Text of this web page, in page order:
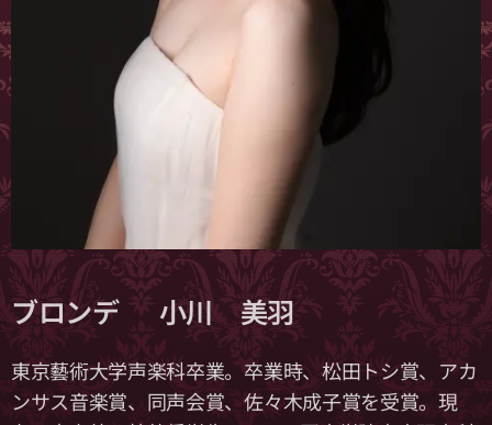
ブロンデ 小川 美羽
東京藝術大学声楽科卒業。卒業時、松田トシ賞、アカ
ンサス音楽賞、同声会賞、佐々木成子賞を受賞。現